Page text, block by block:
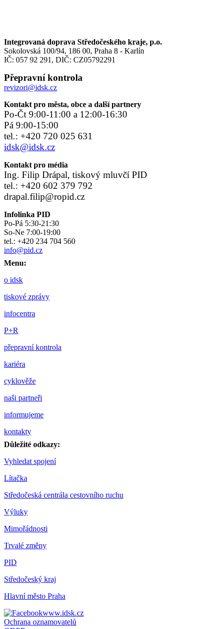
Integrovaná doprava Středočeského kraje, p.o.
Sokolovská 100/94, 186 00, Praha 8 - Karlín
IČ: 057 92 291, DIČ: CZ05792291
Přepravní kontrola
revizori@idsk.cz
Kontakt pro města, obce a další partnery
Po-Čt 9:00-11:00 a 12:00-16:30
Pá 9:00-15:00
tel.: +420 720 025 631
idsk@idsk.cz
Kontakt pro média
Ing. Filip Drápal, tiskový mluvčí PID
tel.: +420 602 379 792
drapal.filip@ropid.cz
Infolinka PID
Po-Pá 5:30-21:30
So-Ne 7:00-19:00
tel.: +420 234 704 560
info@pid.cz
Menu:
o idsk
tiskové zprávy
infocentra
P+R
přepravní kontrola
kariéra
cyklověže
naši partneři
informujeme
kontakty
Důležité odkazy:
Vyhledat spojení
Lítačka
Středočeská centrála cestovního ruchu
Výluky
Mimořádnosti
Trvalé změny
PID
Středočeský kraj
Hlavní město Praha
www.idsk.cz
Ochrana oznamovatelů